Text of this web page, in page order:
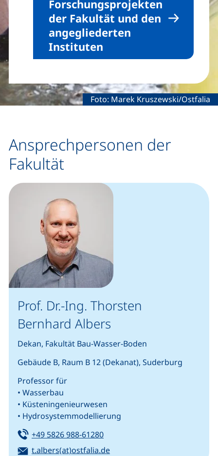
Forschungsprojekten
der Fakultät und den
angegliederten
Instituten
Rechtliche Information zum
Foto: Marek Kruszewski/Ostfalia
Ansprechpersonen der
Fakultät
Prof. Dr.-Ing. Thorsten
Bernhard Albers
Dekan, Fakultät Bau-Wasser-Boden
Gebäude B, Raum B 12 (Dekanat), Suderburg
Professor für
• Wasserbau
• Küsteningenieurwesen
• Hydrosystemmodellierung
Tel:
+49 5826 988-61280(startet einen Telefonanruf,
E-Mail:
t.albers(at)ostfalia.de(öffnet Ihr E-Mail-Programm)